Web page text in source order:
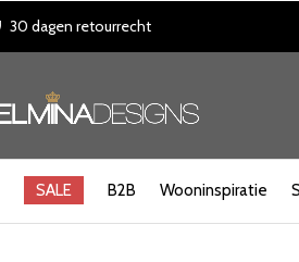
SALE B2B Wooninspiratie
30 dagen retourrecht